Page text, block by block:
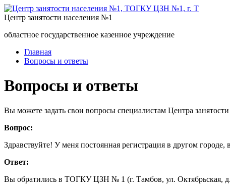
Центр занятости населения №1
областное государственное казенное учреждение
Главная
Вопросы и ответы
Вопросы и ответы
Вы можете задать свои вопросы специалистам Центра
Вопрос:
Здравствуйте! У меня постоянная регистрация в другом
Ответ:
Вы обратились в ТОГКУ ЦЗН № 1 (г. Тамбов, ул. Октябрьская,